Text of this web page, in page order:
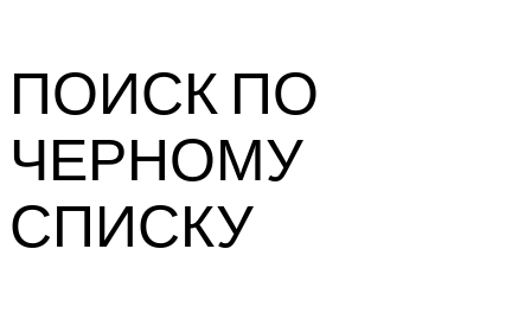
ПОИСК ПО
ЧЕРНОМУ
СПИСКУ